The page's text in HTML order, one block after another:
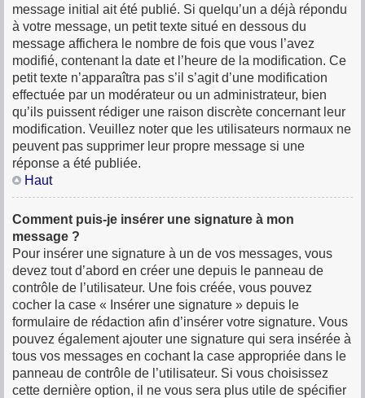
message initial ait été publié. Si quelqu’un a déjà répondu
à votre message, un petit texte situé en dessous du
message affichera le nombre de fois que vous l’avez
modifié, contenant la date et l’heure de la modification. Ce
petit texte n’apparaîtra pas s’il s’agit d’une modification
effectuée par un modérateur ou un administrateur, bien
qu’ils puissent rédiger une raison discrète concernant leur
modification. Veuillez noter que les utilisateurs normaux ne
peuvent pas supprimer leur propre message si une
réponse a été publiée.
Haut
Comment puis-je insérer une signature à mon
message ?
Pour insérer une signature à un de vos messages, vous
devez tout d’abord en créer une depuis le panneau de
contrôle de l’utilisateur. Une fois créée, vous pouvez
cocher la case « Insérer une signature » depuis le
formulaire de rédaction afin d’insérer votre signature. Vous
pouvez également ajouter une signature qui sera insérée à
tous vos messages en cochant la case appropriée dans le
panneau de contrôle de l’utilisateur. Si vous choisissez
cette dernière option, il ne vous sera plus utile de spécifier